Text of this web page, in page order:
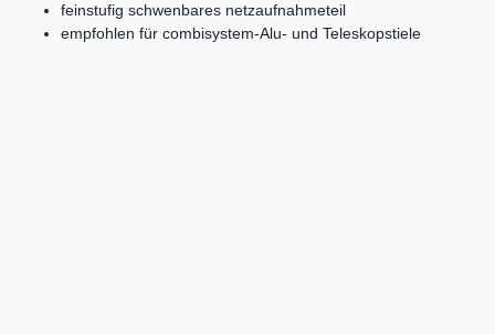
feinstufig schwenbares netzaufnahmeteil
empfohlen für combisystem-Alu- und Teleskopstiele